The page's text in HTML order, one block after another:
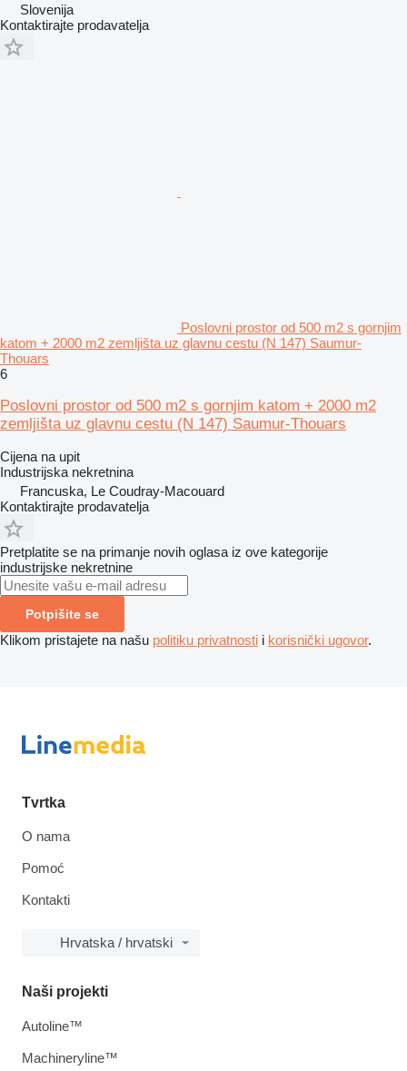
Slovenija
Kontaktirajte prodavatelja
Poslovni prostor od 500 m2 s gornjim
katom + 2000 m2 zemljišta uz glavnu cestu (N 147) Saumur-
Thouars
6
Poslovni prostor od 500 m2 s gornjim katom + 2000 m2
zemljišta uz glavnu cestu (N 147) Saumur-Thouars
Cijena na upit
Industrijska nekretnina
Francuska, Le Coudray-Macouard
Kontaktirajte prodavatelja
Pretplatite se na primanje novih oglasa iz ove kategorije
industrijske nekretnine
Potpišite se
Klikom pristajete na našu politiku privatnosti i korisnički ugovor.
Tvrtka
O nama
Pomoć
Kontakti
Hrvatska / hrvatski
Naši projekti
Autoline™
Machineryline™